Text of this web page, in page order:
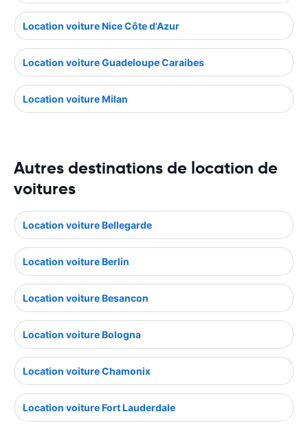
Location voiture Nice Côte d'Azur
Location voiture Guadeloupe Caraibes
Location voiture Milan
Autres destinations de location de
voitures
Location voiture Bellegarde
Location voiture Berlin
Location voiture Besancon
Location voiture Bologna
Location voiture Chamonix
Location voiture Fort Lauderdale